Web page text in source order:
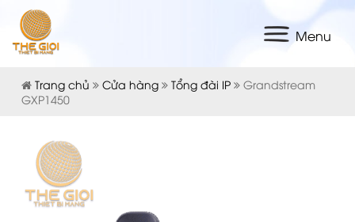
Menu
Trang chủ Cửa hàng Tổng đài IP
Grandstream
GXP1450